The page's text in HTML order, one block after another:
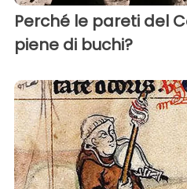
Perché le pareti del
piene di buchi?